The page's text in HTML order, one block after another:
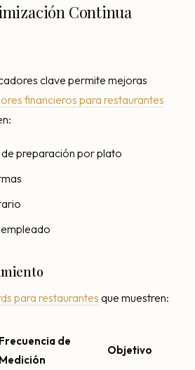
Continua
clave permite mejoras
financieros para restaurantes
preparación por plato
para restaurantesque muestren:
Frecuencia de
Medición
Objetivo